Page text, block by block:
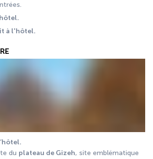
à l'hôtel.
du plateau de Gizeh, site emblématique